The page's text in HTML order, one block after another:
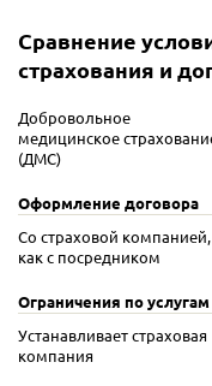
Сравнение
страхования и
Добровольное
медицинское
(ДМС)
Оформление договора
Со страховой компанией,
как с посредником
Ограничения по услугам
Устанавливает страховая
компания